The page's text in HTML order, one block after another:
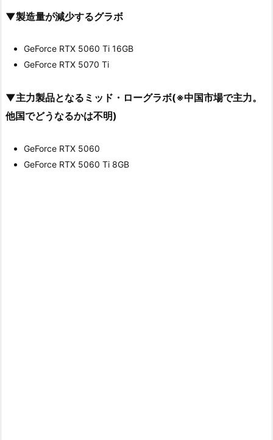
▼製造量が減少するグラボ
GeForce RTX 5060 Ti 16GB
GeForce RTX 5070 Ti
▼主力製品となるミッド・ローグラボ(※中国市場で主力。
他国でどうなるかは不明)
GeForce RTX 5060
GeForce RTX 5060 Ti 8GB